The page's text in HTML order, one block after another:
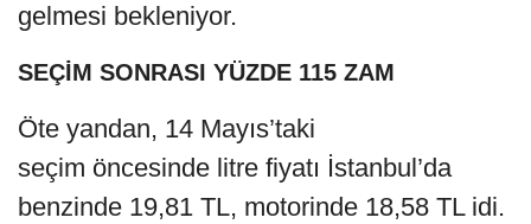
gelmesi bekleniyor.
SEÇİM SONRASI YÜZDE 115 ZAM
Öte yandan, 14 Mayıs’taki
seçim öncesinde litre fiyatı İstanbul’da
benzinde 19,81 TL, motorinde 18,58 TL idi.